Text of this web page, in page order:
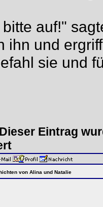
auf!"
ihn und
sie und
Eintrag
von Alina und Natalie